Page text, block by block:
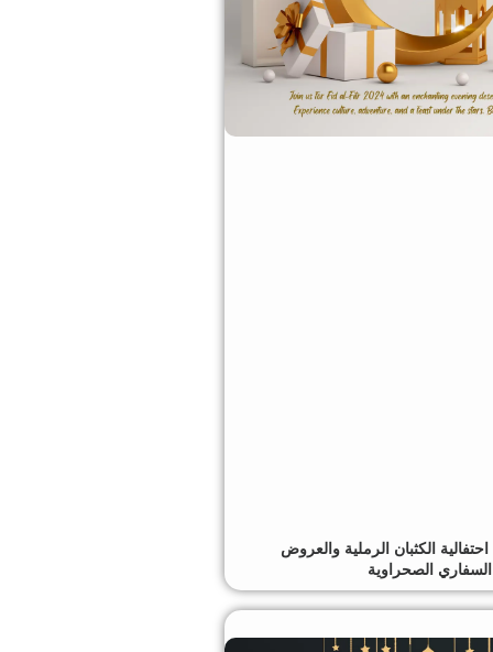
الفطر 2026؛ احتفالية الكثبان الرملية والعروض
الصحراوية